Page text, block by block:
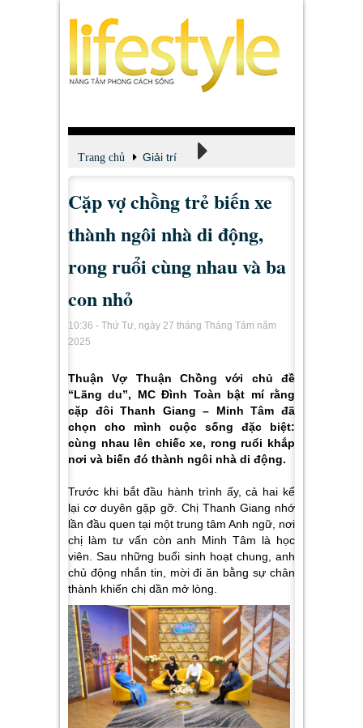
Trang chủ Giải trí
Xem - Nghe - Đọc
Cặp vợ chồng trẻ biến xe
thành ngôi nhà di động,
rong ruổi cùng nhau và ba
con nhỏ
10:36 - Thứ Tư, ngày 27 tháng Tháng Tám năm
2025
Thuận Vợ Thuận Chồng với chủ đề
“Lãng du”, MC Đình Toàn bật mí rằng
cặp đôi Thanh Giang – Minh Tâm đã
chọn cho mình cuộc sống đặc biệt:
cùng nhau lên chiếc xe, rong ruổi khắp
nơi và biến đó thành ngôi nhà di động.
Trước khi bắt đầu hành trình ấy, cả hai kể
lại cơ duyên gặp gỡ. Chị Thanh Giang nhớ
lần đầu quen tại một trung tâm Anh ngữ, nơi
chị làm tư vấn còn anh Minh Tâm là học
viên. Sau những buổi sinh hoạt chung, anh
chủ động nhắn tin, mời đi ăn bằng sự chân
thành khiến chị dần mở lòng.